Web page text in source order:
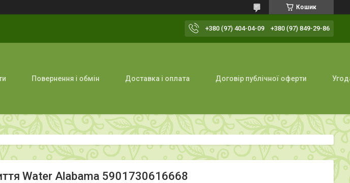
Кошик
+380 (97) 404-04-09 +380 (97) 849-29-86
Повернення і обмін Доставка і оплата Договір публічної оферти
Water Alabama 5901730616668